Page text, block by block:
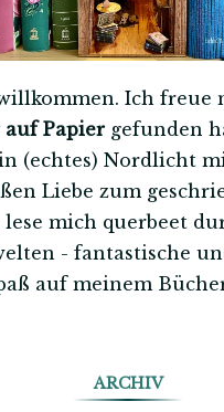
Ich freue
Papiergefunden
(echtes) Nordlicht
Liebe zum
lese mich querbeet
- fantastische
auf meinem
ARCHIV